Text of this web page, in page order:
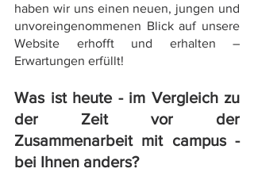
haben wir uns einen neuen, jungen und
unvoreingenommenen Blick auf unsere
Website erhofft und erhalten –
Erwartungen erfüllt!
Was ist heute - im Vergleich zu
der Zeit vor der
Zusammenarbeit mit campus -
bei Ihnen anders?